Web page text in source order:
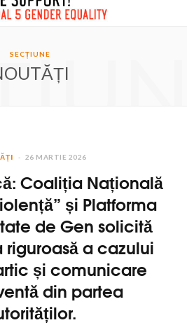
SECȚIUNE
26 MARTIE 2026
Coaliția Națională
și Platforma
de Gen solicită
a cazului
și comunicare
din partea